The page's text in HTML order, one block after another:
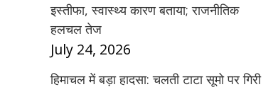
इस्तीफा, स्वास्थ्य कारण बताया; राजनीतिक
हलचल तेज
July 24, 2026
हिमाचल में बड़ा हादसा: चलती टाटा सूमो पर गिरी